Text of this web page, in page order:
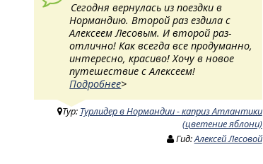
Сегодня вернулась из поездки в
Нормандию. Второй раз ездила с
Алексеем Лесовым. И второй раз-
отлично! Как всегда все продуманно,
интересно, красиво! Хочу в новое
путешествие с Алексеем!
Подробнее>
Тур: Турлидер в Нормандии - каприз Атлантики
(цветение яблони)
Гид:Алексей Лесовой